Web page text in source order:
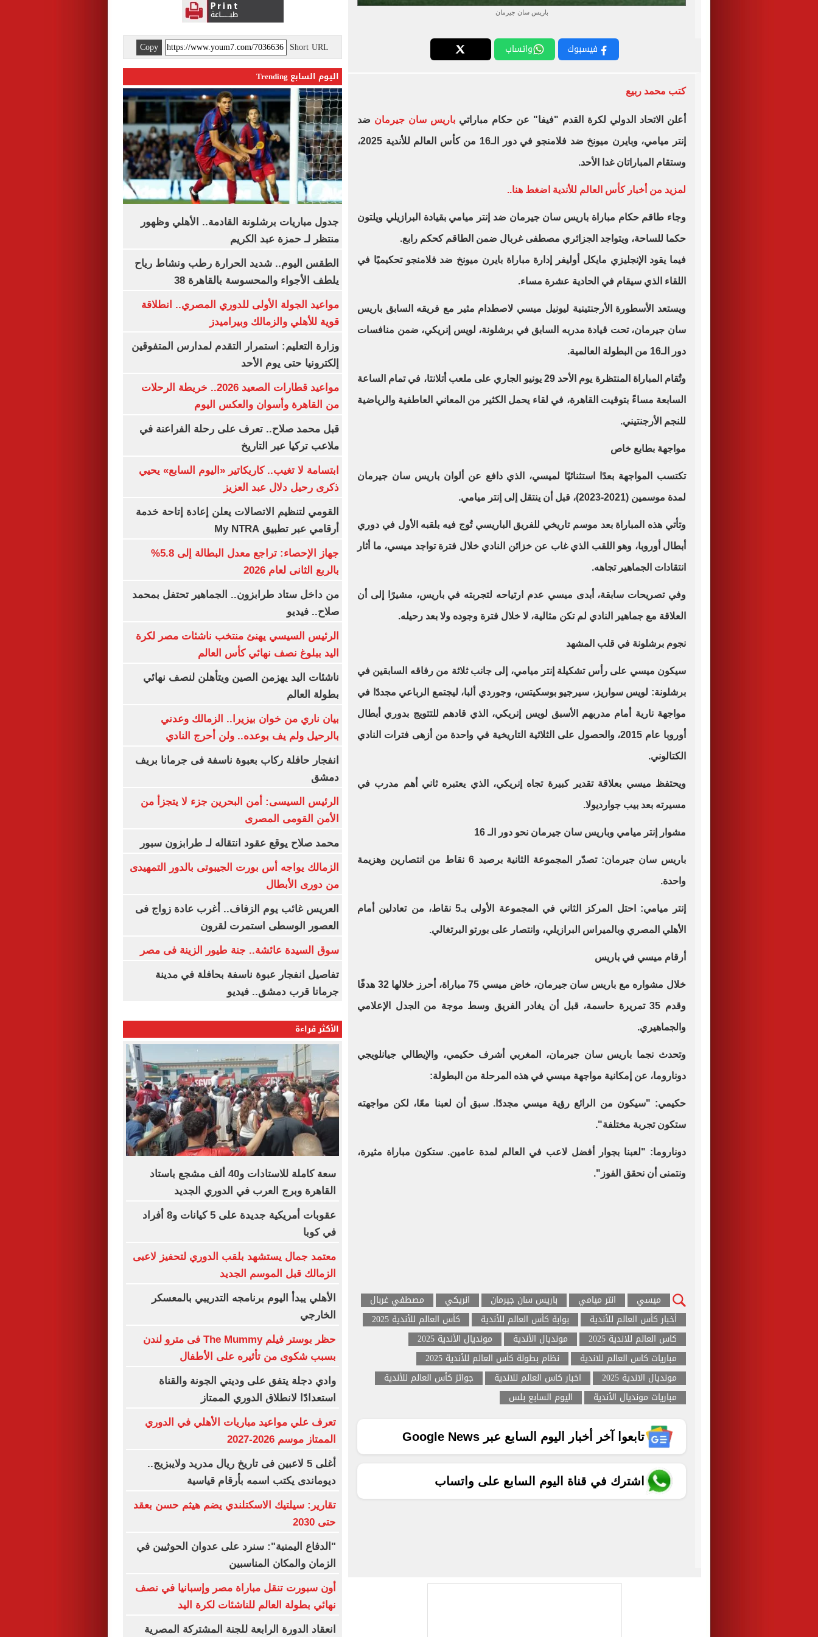
باريس سان جيرمان
فيسبوك واتساب
كتب محمد ربيع
أعلن الاتحاد الدولي لكرة القدم "فيفا" عن حكام مباراتي باريس سان جيرمان ضد
إنتر ميامي، وبايرن ميونخ ضد فلامنجو في دور الـ16 من كأس العالم للأندية 2025،
وستقام المباراتان غدا الأحد.
لمزيد من أخبار كأس العالم للأندية اضغط هنا..
وجاء طاقم حكام مباراة باريس سان جيرمان ضد إنتر ميامي بقيادة البرازيلي ويلتون
حكما للساحة، ويتواجد الجزائري مصطفى غربال ضمن الطاقم كحكم رابع.
فيما يقود الإنجليزي مايكل أوليفر إدارة مباراة بايرن ميونخ ضد فلامنجو تحكيميًا في
اللقاء الذي سيقام في الحادية عشرة مساء.
ويستعد الأسطورة الأرجنتينية ليونيل ميسي لاصطدام مثير مع فريقه السابق باريس
سان جيرمان، تحت قيادة مدربه السابق في برشلونة، لويس إنريكي، ضمن منافسات
دور الـ16 من البطولة العالمية.
وتُقام المباراة المنتظرة يوم الأحد 29 يونيو الجاري على ملعب أتلانتا، في تمام الساعة
السابعة مساءً بتوقيت القاهرة، في لقاء يحمل الكثير من المعاني العاطفية والرياضية
للنجم الأرجنتيني.
مواجهة بطابع خاص
تكتسب المواجهة بعدًا استثنائيًا لميسي، الذي دافع عن ألوان باريس سان جيرمان
لمدة موسمين (2021-2023)، قبل أن ينتقل إلى إنتر ميامي.
وتأتي هذه المباراة بعد موسم تاريخي للفريق الباريسي تُوج فيه بلقبه الأول في دوري
أبطال أوروبا، وهو اللقب الذي غاب عن خزائن النادي خلال فترة تواجد ميسي، ما أثار
انتقادات الجماهير تجاهه.
وفي تصريحات سابقة، أبدى ميسي عدم ارتياحه لتجربته في باريس، مشيرًا إلى أن
العلاقة مع جماهير النادي لم تكن مثالية، لا خلال فترة وجوده ولا بعد رحيله.
نجوم برشلونة في قلب المشهد
سيكون ميسي على رأس تشكيلة إنتر ميامي، إلى جانب ثلاثة من رفاقه السابقين في
برشلونة: لويس سواريز، سيرجيو بوسكيتس، وجوردي ألبا، ليجتمع الرباعي مجددًا في
مواجهة نارية أمام مدربهم الأسبق لويس إنريكي، الذي قادهم للتتويج بدوري أبطال
أوروبا عام 2015، والحصول على الثلاثية التاريخية في واحدة من أزهى فترات النادي
الكتالوني.
ويحتفظ ميسي بعلاقة تقدير كبيرة تجاه إنريكي، الذي يعتبره ثاني أهم مدرب في
مسيرته بعد بيب جوارديولا.
مشوار إنتر ميامي وباريس سان جيرمان نحو دور الـ 16
باريس سان جيرمان: تصدّر المجموعة الثانية برصيد 6 نقاط من انتصارين وهزيمة
واحدة.
إنتر ميامي: احتل المركز الثاني في المجموعة الأولى بـ5 نقاط، من تعادلين أمام
الأهلي المصري وبالميراس البرازيلي، وانتصار على بورتو البرتغالي.
أرقام ميسي في باريس
خلال مشواره مع باريس سان جيرمان، خاض ميسي 75 مباراة، أحرز خلالها 32 هدفًا
وقدم 35 تمريرة حاسمة، قبل أن يغادر الفريق وسط موجة من الجدل الإعلامي
والجماهيري.
وتحدث نجما باريس سان جيرمان، المغربي أشرف حكيمي، والإيطالي جيانلويجي
دوناروما، عن إمكانية مواجهة ميسي في هذه المرحلة من البطولة:
حكيمي: "سيكون من الرائع رؤية ميسي مجددًا. سبق أن لعبنا معًا، لكن مواجهته
ستكون تجربة مختلفة".
دوناروما: "لعبنا بجوار أفضل لاعب في العالم لمدة عامين. ستكون مباراة مثيرة،
ونتمنى أن نحقق الفوز".
ميسي انتر ميامي باريس سان جيرمان انريكي
مصطفي غربال
أخبار كأس العالم للأندية
بوابة كأس العالم للأندية
كأس العالم للأندية 2025
كاس العالم للاندية 2025
مونديال الأندية
مونديال الأندية 2025
مباريات كاس العالم للاندية
نظام بطولة كأس العالم للأندية 2025
مونديال الاندية 2025
اخبار كاس العالم للاندية
جوائز كأس العالم للأندية
مباريات مونديال الأندية
اليوم السابع بلس
تابعوا آخر أخبار اليوم السابع عبر Google News
اشترك في قناة اليوم السابع على واتساب
Short URL
Copy
اليوم السابع Trending
جدول مباريات برشلونة القادمة.. الأهلي وظهور
منتظر لـ حمزة عبد الكريم
الطقس اليوم.. شديد الحرارة رطب ونشاط رياح
يلطف الأجواء والمحسوسة بالقاهرة 38
مواعيد الجولة الأولى للدوري المصري.. انطلاقة
قوية للأهلي والزمالك وبيراميدز
وزارة التعليم: استمرار التقدم لمدارس المتفوقين
إلكترونيا حتى يوم الأحد
مواعيد قطارات الصعيد 2026.. خريطة الرحلات
من القاهرة وأسوان والعكس اليوم
قبل محمد صلاح.. تعرف على رحلة الفراعنة في
ملاعب تركيا عبر التاريخ
ابتسامة لا تغيب.. كاريكاتير «اليوم السابع» يحيي
ذكرى رحيل دلال عبد العزيز
القومي لتنظيم الاتصالات يعلن إعادة إتاحة خدمة
أرقامي عبر تطبيق My NTRA
جهاز الإحصاء: تراجع معدل البطالة إلى 5.8%
بالربع الثانى لعام 2026
من داخل ستاد طرابزون.. الجماهير تحتفل بمحمد
صلاح.. فيديو
الرئيس السيسي يهنئ منتخب ناشئات مصر لكرة
اليد ببلوغ نصف نهائي كأس العالم
ناشئات اليد يهزمن الصين ويتأهلن لنصف نهائي
بطولة العالم
بيان ناري من خوان بيزيرا.. الزمالك وعدني
بالرحيل ولم يف بوعده.. ولن أحرج النادي
انفجار حافلة ركاب بعبوة ناسفة فى جرمانا بريف
دمشق
الرئيس السيسى: أمن البحرين جزء لا يتجزأ من
الأمن القومى المصرى
محمد صلاح يوقع عقود انتقاله لـ طرابزون سبور
الزمالك يواجه أس بورت الجيبوتى بالدور التمهيدى
من دورى الأبطال
العريس غائب يوم الزفاف.. أغرب عادة زواج فى
العصور الوسطى استمرت لقرون
سوق السيدة عائشة.. جنة طيور الزينة فى مصر
تفاصيل انفجار عبوة ناسفة بحافلة في مدينة
جرمانا قرب دمشق.. فيديو
الأكثر قراءة
سعة كاملة للاستادات و40 ألف مشجع باستاد
القاهرة وبرج العرب في الدوري الجديد
عقوبات أمريكية جديدة على 5 كيانات و8 أفراد
في كوبا
معتمد جمال يستشهد بلقب الدوري لتحفيز لاعبى
الزمالك قبل الموسم الجديد
الأهلي يبدأ اليوم برنامجه التدريبي بالمعسكر
الخارجي
حظر بوستر فيلم The Mummy فى مترو لندن
بسبب شكوى من تأثيره على الأطفال
وادي دجلة يتفق على وديتي الجونة والقناة
استعدادًا لانطلاق الدوري الممتاز
تعرف علي مواعيد مباريات الأهلي في الدوري
الممتاز موسم 2026-2027
أغلى 5 لاعبين فى تاريخ ريال مدريد ولايبزيج..
ديوماندى يكتب اسمه بأرقام قياسية
تقارير: سيلتيك الاسكتلندي يضم هيثم حسن بعقد
حتى 2030
"الدفاع اليمنية": سنرد على عدوان الحوثيين في
الزمان والمكان المناسبين
أون سبورت تنقل مباراة مصر وإسبانيا في نصف
نهائي بطولة العالم للناشئات لكرة اليد
انعقاد الدورة الرابعة للجنة المشتركة المصرية